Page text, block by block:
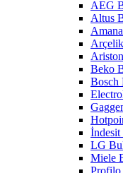
AEG
Altus
Beko
Bosch
İndesit
LG
Miele
Profilo